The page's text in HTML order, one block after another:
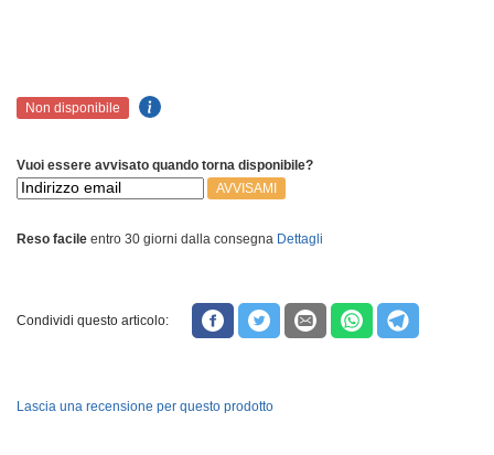
Non disponibile
Vuoi essere avvisato quando torna disponibile?
AVVISAMI
Reso facile entro 30 giorni dalla consegna Dettagli
Condividi questo articolo:
Lascia una recensione per questo prodotto